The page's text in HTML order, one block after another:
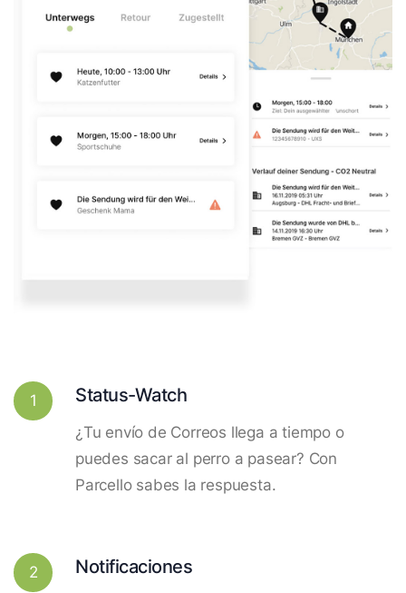
1 Status-Watch
¿Tu envío de Correos llega a tiempo o
puedes sacar al perro a pasear? Con
Parcello sabes la respuesta.
2 Notificaciones